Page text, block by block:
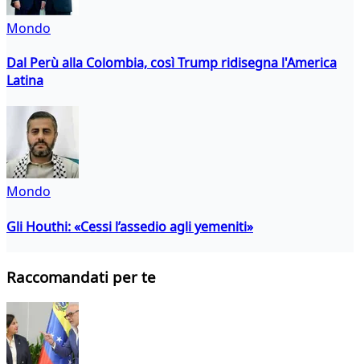
Mondo
Dal Perù alla Colombia, così Trump ridisegna l'America
Latina
Mondo
Gli Houthi: «Cessi l’assedio agli yemeniti»
Raccomandati per te